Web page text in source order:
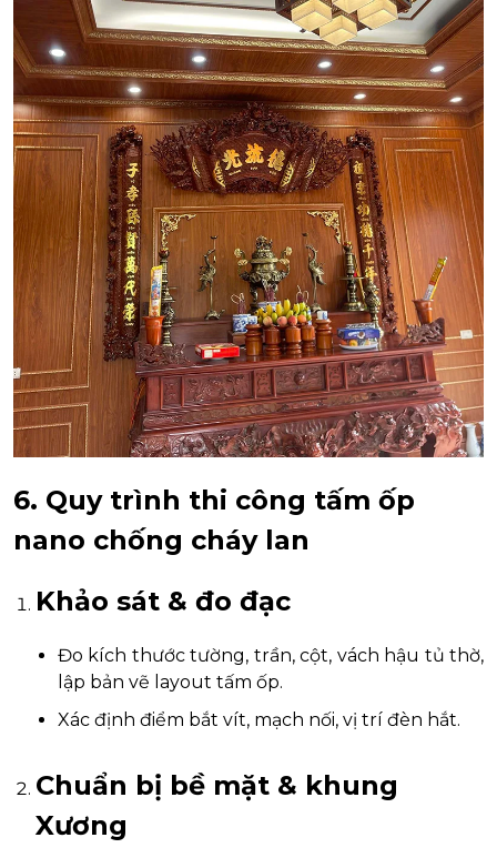
6. Quy trình thi công tấm ốp
nano chống cháy lan
Khảo sát & đo đạc
Đo kích thước tường, trần, cột, vách hậu tủ thờ,
lập bản vẽ layout tấm ốp.
Xác định điểm bắt vít, mạch nối, vị trí đèn hắt.
Chuẩn bị bề mặt & khung
Xương